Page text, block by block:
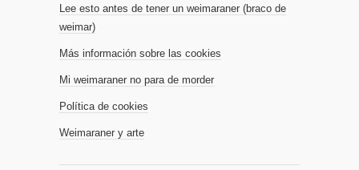
Lee esto antes de tener un weimaraner (braco de
weimar)
Más información sobre las cookies
Mi weimaraner no para de morder
Política de cookies
Weimaraner y arte